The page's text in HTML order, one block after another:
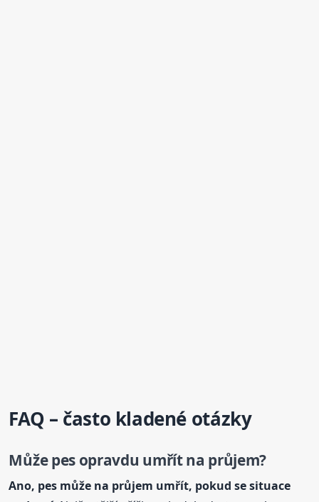
FAQ – často kladené otázky
Může pes opravdu umřít na průjem?
Ano, pes může na průjem umřít, pokud se situace